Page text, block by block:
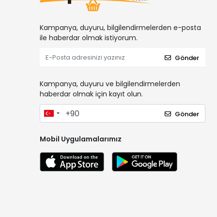
İZELTAŞ
KETER
kriter
KT
Lotus
MAIER
Maison Avf
Makita
Kampanya, duyuru, bilgilendirmelerden e-posta
ile haberdar olmak istiyorum.
Gönder
Kampanya, duyuru ve bilgilendirmelerden
haberdar olmak için kayıt olun.
Gönder
Mobil Uygulamalarımız